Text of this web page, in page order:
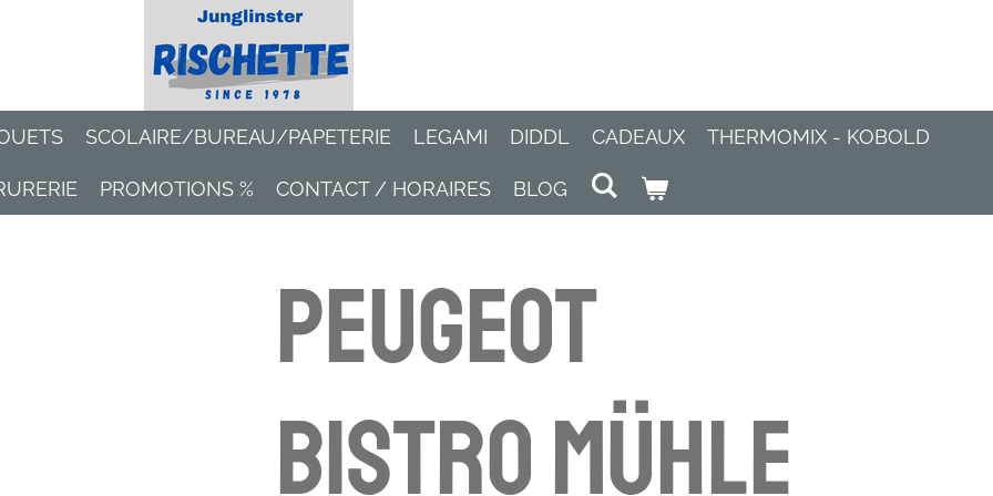
SCOLAIRE/BUREAU/PAPETERIE LEGAMI DIDDL CADEAUX THERMOMIX - KOBOLD
PROMOTIONS % CONTACT / HORAIRES BLOG
Peugeot
BISTRO Mühle